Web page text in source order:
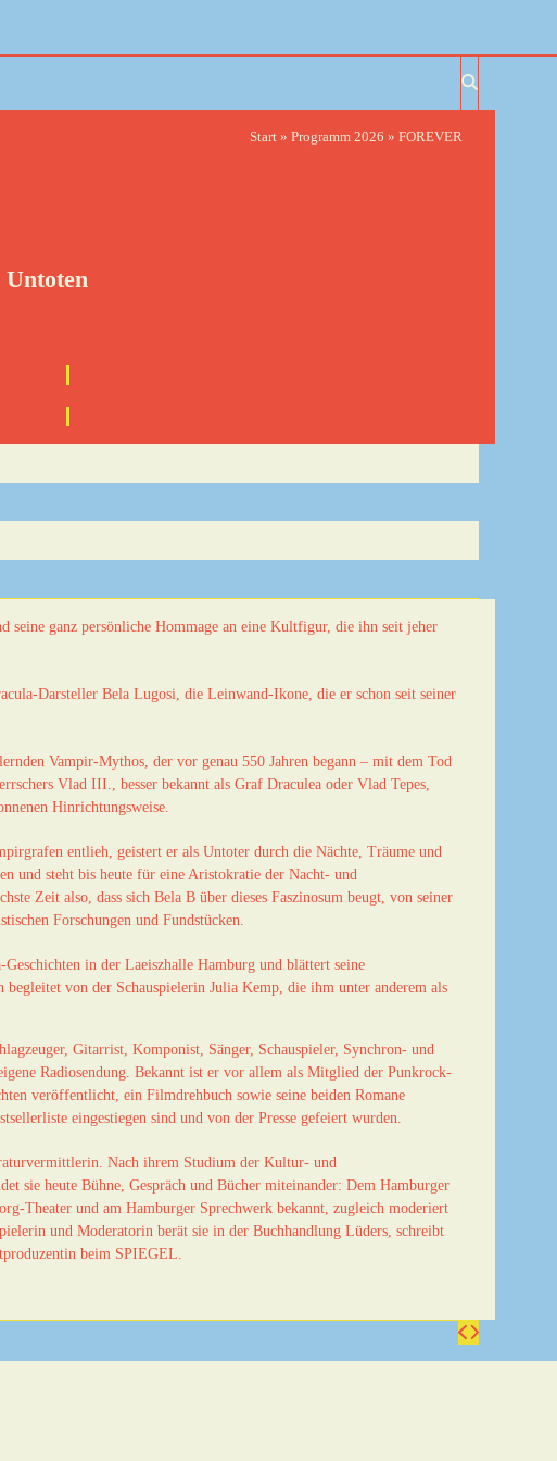
Start » Programm 2026 » FOREVER
Untoten
seine ganz persönliche Hommage an eine Kultfigur, die ihn seit jeher
Darsteller Bela Lugosi, die Leinwand-Ikone, die er schon seit seiner
Vampir-Mythos, der vor genau 550 Jahren begann – mit dem Tod
Vlad III., besser bekannt als Graf Draculea oder Vlad Tepes,
Hinrichtungsweise.
entlieh, geistert er als Untoter durch die Nächte, Träume und
und steht bis heute für eine Aristokratie der Nacht- und
Zeit also, dass sich Bela B über dieses Faszinosum beugt, von seiner
Forschungen und Fundstücken.
in der Laeiszhalle Hamburg und blättert seine
von der Schauspielerin Julia Kemp, die ihm unter anderem als
Gitarrist, Komponist, Sänger, Schauspieler, Synchron- und
Radiosendung. Bekannt ist er vor allem als Mitglied der Punkrock-
veröffentlicht, ein Filmdrehbuch sowie seine beiden Romane
eingestiegen sind und von der Presse gefeiert wurden.
Nach ihrem Studium der Kultur- und
sie heute Bühne, Gespräch und Bücher miteinander: Dem Hamburger
Theater und am Hamburger Sprechwerk bekannt, zugleich moderiert
und Moderatorin berät sie in der Buchhandlung Lüders, schreibt
beim SPIEGEL.